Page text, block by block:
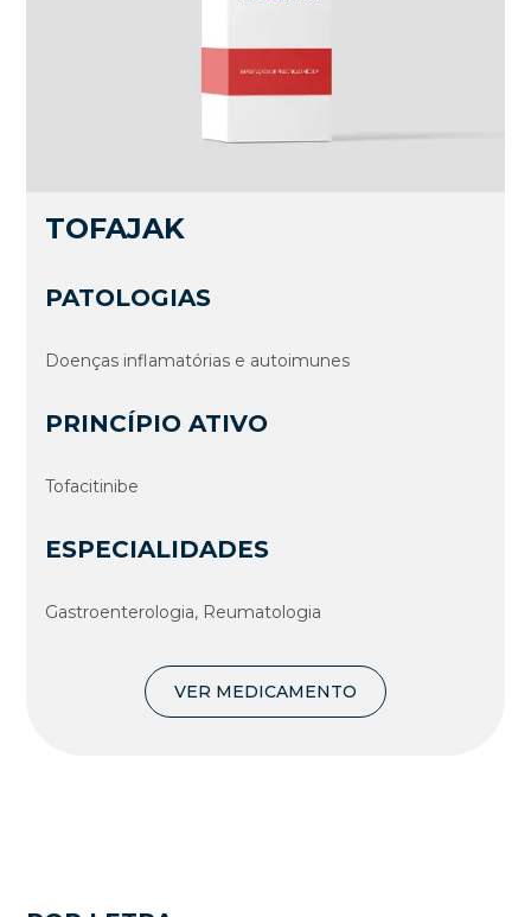
TOFAJAK
PATOLOGIAS
Doenças inflamatórias e autoimunes
PRINCÍPIO ATIVO
Tofacitinibe
ESPECIALIDADES
Gastroenterologia, Reumatologia
VER MEDICAMENTO